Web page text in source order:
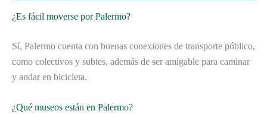
¿Es fácil moverse por Palermo?
Sí, Palermo cuenta con buenas conexiones de transporte público,
como colectivos y subtes, además de ser amigable para caminar
y andar en bicicleta.
¿Qué museos están en Palermo?